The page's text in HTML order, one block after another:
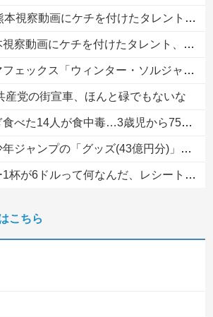
を付けたタレント、「正体バレバレよな」と黒電話の呼び方であっさりと……
けたタレント、「正体バレバレよな」と黒電話の呼び方であっさりと……他
「ウィンター・ソルジャー」可動フィギュア【再販予約開始】
産党の街宣車、ほんと碌でもないな
た14人が食中毒…3歳児から75歳まで被害
ッズ(43億円分)」を注文し全てキャンセルした女逮捕ｗｗｗｗｗｗｗｗ
何なんだ、レシートを二度見した」値上げで買うのをやめたもの…
オンの売り場で唐揚げを食う中国人の子供
こちら